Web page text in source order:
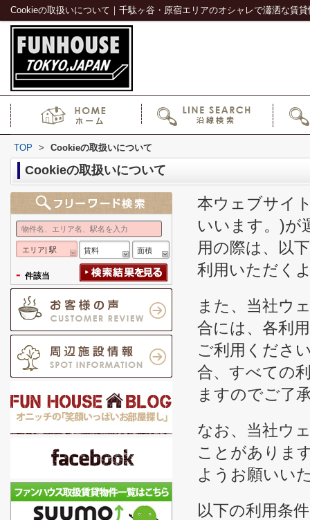
Cookieの取扱いについて｜千駄ヶ谷・原宿エリアのオシャレで瀟洒な賃
TOP > Cookieの取扱いについて
Cookieの取扱いについて
本ウェブサイ
いいます。)が
用の際は、以
利用いただく
また、当社ウ
合には、各利
ご利用くださ
合、すべての
ますのでご了
なお、当社ウ
ことがありま
ようお願いい
以下の利用条
エリア| 駅 賃料 面積
- 件該当